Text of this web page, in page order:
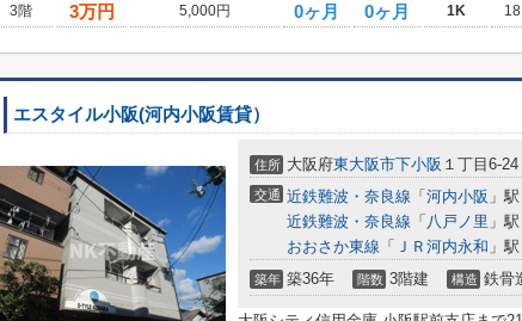
3階
3万円 5,000円 0ヶ月 0ヶ月 1K
エスタイル小阪(河内小阪賃貸）
住所 大阪府東大阪市下小阪 １丁目6-24
交通 近鉄難波・奈良線 「 河内小阪 」
近鉄難波・奈良線 「 八戸ノ里 」
おおさか東線 「 ＪＲ河内永和 」
築年 築36年 階数 3階建 構造 鉄骨